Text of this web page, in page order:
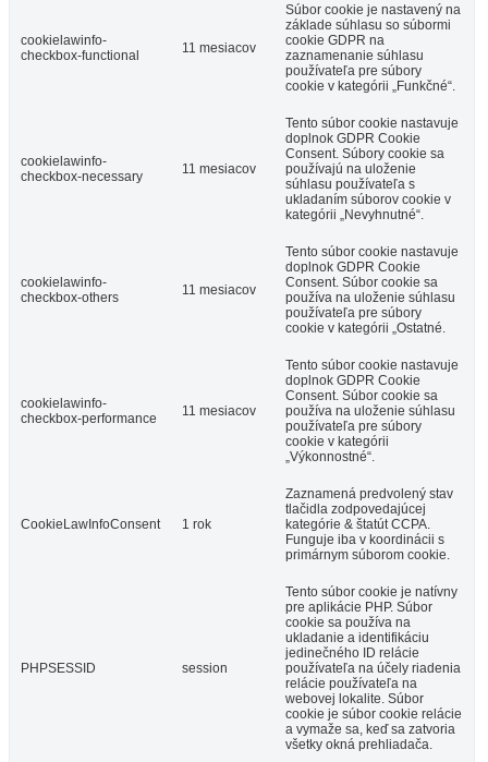
cookielawinfo-
checkbox-functional
11 mesiacov
Súbor cookie je nastavený na
základe súhlasu so súbormi
cookie GDPR na
zaznamenanie súhlasu
používateľa pre súbory
cookie v kategórii „Funkčné“.
cookielawinfo-
checkbox-necessary
11 mesiacov
Tento súbor cookie nastavuje
doplnok GDPR Cookie
Consent. Súbory cookie sa
používajú na uloženie
súhlasu používateľa s
ukladaním súborov cookie v
kategórii „Nevyhnutné“.
cookielawinfo-
checkbox-others
11 mesiacov
Tento súbor cookie nastavuje
doplnok GDPR Cookie
Consent. Súbor cookie sa
používa na uloženie súhlasu
používateľa pre súbory
cookie v kategórii „Ostatné.
cookielawinfo-
checkbox-performance
11 mesiacov
Tento súbor cookie nastavuje
doplnok GDPR Cookie
Consent. Súbor cookie sa
používa na uloženie súhlasu
používateľa pre súbory
cookie v kategórii
„Výkonnostné“.
CookieLawInfoConsent 1 rok
Zaznamená predvolený stav
tlačidla zodpovedajúcej
kategórie & štatút CCPA.
Funguje iba v koordinácii s
primárnym súborom cookie.
PHPSESSID session
Tento súbor cookie je natívny
pre aplikácie PHP. Súbor
cookie sa používa na
ukladanie a identifikáciu
jedinečného ID relácie
používateľa na účely riadenia
relácie používateľa na
webovej lokalite. Súbor
cookie je súbor cookie relácie
a vymaže sa, keď sa zatvoria
všetky okná prehliadača.